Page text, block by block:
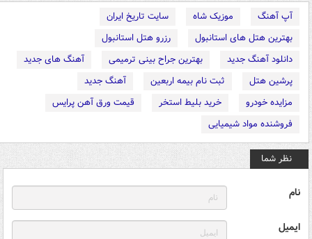
آپ آهنگ موزیک شاه
سایت تاریخ ایران
بهترین هتل های استانبول
رزرو هتل استانبول
دانلود آهنگ جدید
بهترین جراح بینی ترمیمی
آهنگ های جدید
پرشین هتل
ثبت نام بیمه اربعین
آهنگ جدید
مزایده خودرو
خرید بلیط استخر
قیمت ورق آهن پرایس
فروشنده مواد شیمیایی
نظر شما
نام
ایمیل